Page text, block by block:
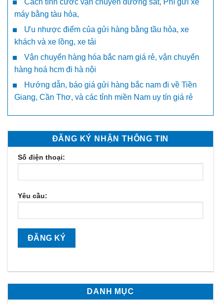
Cách tính cước vận chuyển đường sắt, Phí gửi xe
máy bằng tàu hỏa,
Ưu nhược điểm của gửi hàng bằng tầu hỏa, xe
khách và xe lồng, xe tải
Vận chuyển hàng hóa bắc nam giá rẻ, vận chuyển
hàng hoá hcm đi hà nội
Hướng dẫn, báo giá gửi hàng bắc nam đi về Tiền
Giang, Cần Thơ, và các tỉnh miền Nam uy tín giá rẻ
ĐĂNG KÝ NHẬN THÔNG TIN
Số điện thoại:
Yêu cầu:
DANH MỤC